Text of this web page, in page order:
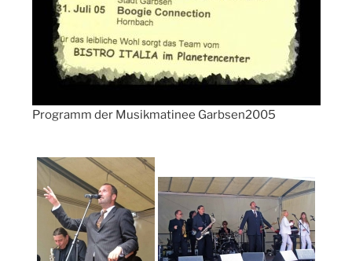
Programm der Musikmatinee Garbsen2005